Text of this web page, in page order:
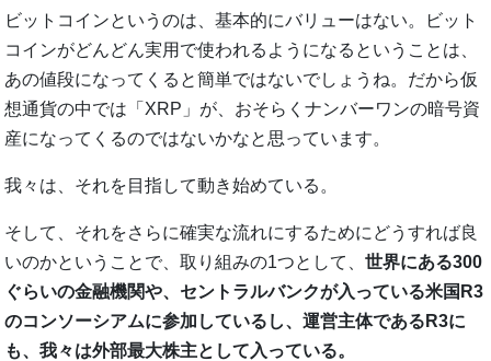
ビットコインというのは、基本的にバリューはない。ビット
コインがどんどん実用で使われるようになるということは、
あの値段になってくると簡単ではないでしょうね。だから仮
想通貨の中では「XRP」が、おそらくナンバーワンの暗号資
産になってくるのではないかなと思っています。
我々は、それを目指して動き始めている。
そして、それをさらに確実な流れにするためにどうすれば良
いのかということで、取り組みの1つとして、世界にある300
ぐらいの金融機関や、セントラルバンクが入っている米国R3
のコンソーシアムに参加しているし、運営主体であるR3に
も、我々は外部最大株主として入っている。